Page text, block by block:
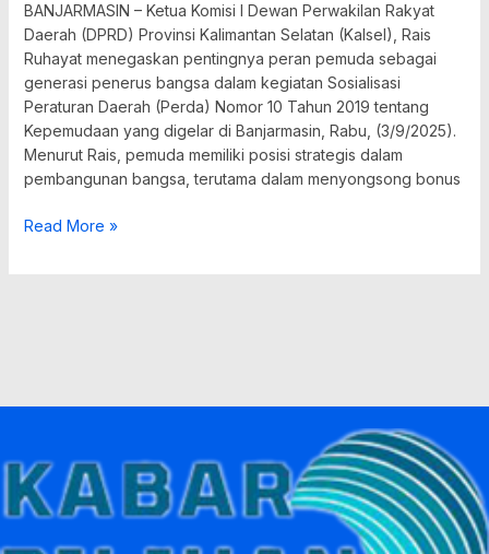
BANJARMASIN – Ketua Komisi I Dewan Perwakilan Rakyat
Daerah (DPRD) Provinsi Kalimantan Selatan (Kalsel), Rais
Ruhayat menegaskan pentingnya peran pemuda sebagai
generasi penerus bangsa dalam kegiatan Sosialisasi
Peraturan Daerah (Perda) Nomor 10 Tahun 2019 tentang
Kepemudaan yang digelar di Banjarmasin, Rabu, (3/9/2025).
Menurut Rais, pemuda memiliki posisi strategis dalam
pembangunan bangsa, terutama dalam menyongsong bonus
Read More »